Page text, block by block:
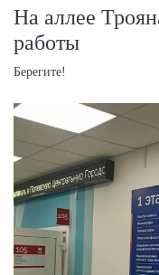
На аллее
работы
Берегите!